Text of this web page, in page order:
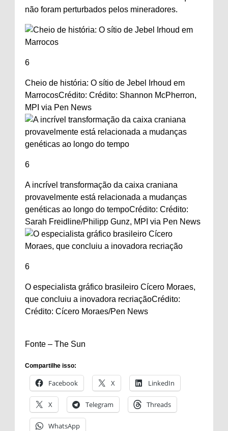
não foram perturbados pelos mineradores.
6
Cheio de história: O sítio de Jebel Irhoud em
MarrocosCrédito: Crédito: Shannon McPherron,
MPI via Pen News
6
A incrível transformação da caixa craniana
provavelmente está relacionada a mudanças
genéticas ao longo do tempoCrédito: Crédito:
Sarah Freidline/Philipp Gunz, MPI via Pen News
6
O especialista gráfico brasileiro Cícero Moraes,
que concluiu a inovadora recriaçãoCrédito:
Crédito: Cícero Moraes/Pen News
Fonte – The Sun
Compartilhe isso:
Facebook X LinkedIn
X Telegram Threads
WhatsApp